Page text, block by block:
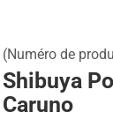
(Numéro de
Shibuya
Caruno